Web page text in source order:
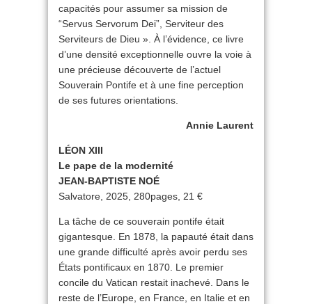
capacités pour assumer sa mission de
“Servus Servorum Dei”, Serviteur des
Serviteurs de Dieu ». À l’évidence, ce livre
d’une densité exceptionnelle ouvre la voie à
une précieuse découverte de l’actuel
Souverain Pontife et à une fine perception
de ses futures orientations.
Annie Laurent
LÉON XIII
Le pape de la modernité
JEAN-BAPTISTE NOÉ
Salvatore, 2025, 280pages, 21 €
La tâche de ce souverain pontife était
gigantesque. En 1878, la papauté était dans
une grande difficulté après avoir perdu ses
États pontificaux en 1870. Le premier
concile du Vatican restait inachevé. Dans le
reste de l’Europe, en France, en Italie et en